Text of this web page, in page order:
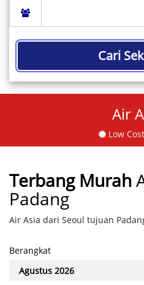
Cari
Air
Low
Terbang Murah
Padang
Air Asia dari Seoul tujuan
Berangkat